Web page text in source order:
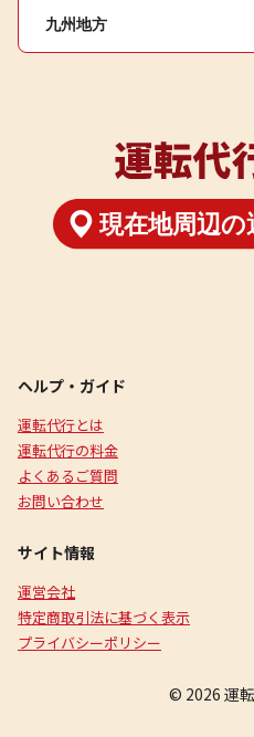
九州地方
ヘルプ・ガイド
運転代行とは
運転代行の料金
よくあるご質問
お問い合わせ
サイト情報
運営会社
特定商取引法に基づく表示
プライバシーポリシー
© 2026 運